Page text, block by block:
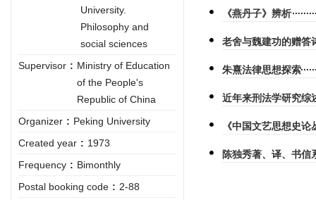
University.
Philosophy and
social sciences
Supervisor : Ministry of Education
of the People's
Republic of China
Organizer : Peking University
Created year : 1973
Frequency : Bimonthly
Postal booking code : 2-88
《燕丹子》辨析
老舍与魏建功的赠答
朱熹法律思想探索
近年来刑法学研究综
《中国文艺思想史
陈独秀著、译、书信